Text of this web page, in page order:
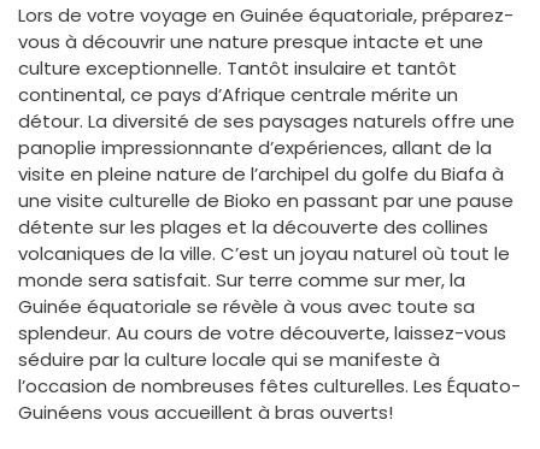
Lors de votre voyage en Guinée équatoriale, préparez-
vous à découvrir une nature presque intacte et une
culture exceptionnelle. Tantôt insulaire et tantôt
continental, ce pays d’Afrique centrale mérite un
détour. La diversité de ses paysages naturels offre une
panoplie impressionnante d’expériences, allant de la
visite en pleine nature de l’archipel du golfe du Biafa à
une visite culturelle de Bioko en passant par une pause
détente sur les plages et la découverte des collines
volcaniques de la ville. C’est un joyau naturel où tout le
monde sera satisfait. Sur terre comme sur mer, la
Guinée équatoriale se révèle à vous avec toute sa
splendeur. Au cours de votre découverte, laissez-vous
séduire par la culture locale qui se manifeste à
l’occasion de nombreuses fêtes culturelles. Les Équato-
Guinéens vous accueillent à bras ouverts!